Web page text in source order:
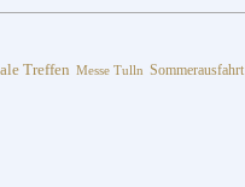
Treffen Messe Tulln Sommerausfahrt